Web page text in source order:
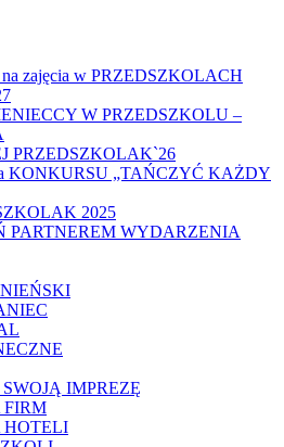
zajęcia w PRZEDSZKOLACH
W PRZEDSZKOLU –
PRZEDSZKOLAK`26
KONKURSU „TAŃCZYĆ KAŻDY
2025
PARTNEREM WYDARZENIA
IMPREZĘ
FIRM
HOTELI